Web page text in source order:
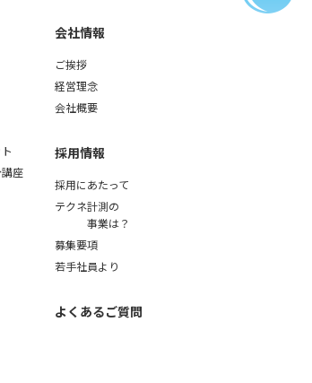
座
会社情報
ご挨拶
経営理念
会社概要
採用情報
採用にあたって
テクネ計測の
事業は？
募集要項
若手社員より
よくあるご質問